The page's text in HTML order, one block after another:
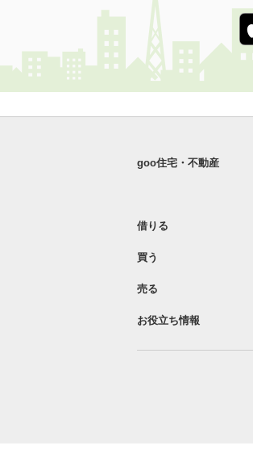
goo住宅・不動産
借りる
買う
売る
お役立ち情報